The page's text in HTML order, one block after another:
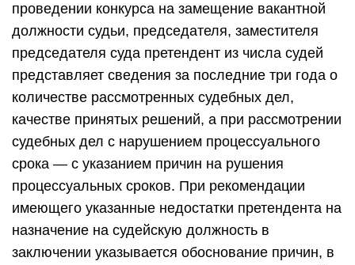
проведении конкурса на замещение вакантной
должности судьи, председателя, заместителя
председателя суда претендент из числа судей
представляет сведения за последние три года о
количестве рассмотренных судебных дел,
качестве принятых решений, а при рассмотрении
судебных дел с нарушением процессуального
срока — с указанием причин на рушения
процессуальных сроков. При рекомендации
имеющего указанные недостатки претендента на
назначение на судейскую должность в
заключении указывается обоснование причин, в